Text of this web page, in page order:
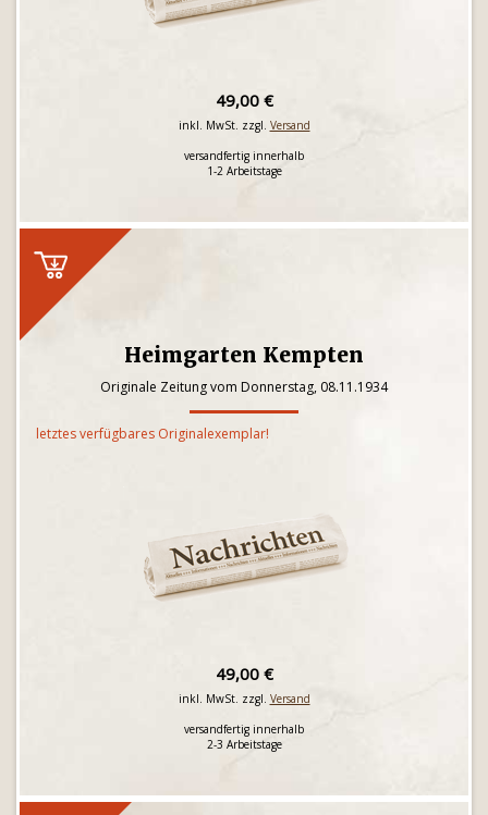
49,00 €
inkl. MwSt. zzgl. Versand
versandfertig innerhalb
1-2 Arbeitstage
Heimgarten Kempten
Originale Zeitung vom Donnerstag, 08.11.1934
letztes verfügbares Originalexemplar!
49,00 €
inkl. MwSt. zzgl. Versand
versandfertig innerhalb
2-3 Arbeitstage